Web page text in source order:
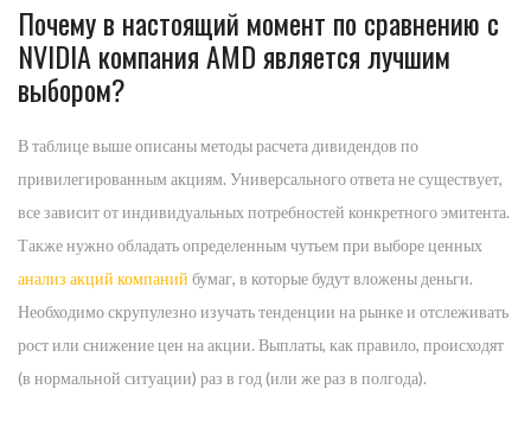
Почему в настоящий момент по сравнению с
NVIDIA компания AMD является лучшим
выбором?
В таблице выше описаны методы расчета дивидендов по
привилегированным акциям. Универсального ответа не существует,
все зависит от индивидуальных потребностей конкретного эмитента.
Также нужно обладать определенным чутьем при выборе ценных
анализ акций компаний бумаг, в которые будут вложены деньги.
Необходимо скрупулезно изучать тенденции на рынке и отслеживать
рост или снижение цен на акции. Выплаты, как правило, происходят
(в нормальной ситуации) раз в год (или же раз в полгода).